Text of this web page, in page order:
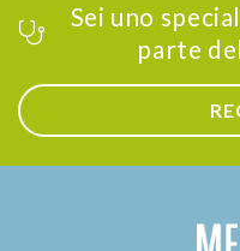
Sei uno
parte